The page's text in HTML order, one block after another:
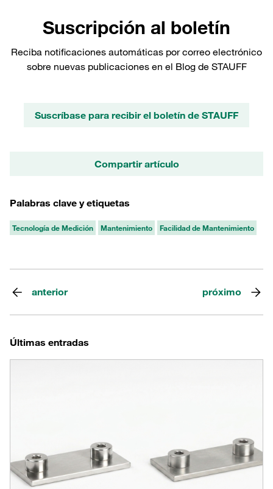
Suscripción al boletín
Reciba notificaciones automáticas por correo electrónico
sobre nuevas publicaciones en el Blog de STAUFF
Suscríbase para recibir el boletín de STAUFF
Compartir artículo
Palabras clave y etiquetas
Tecnología de Medición Mantenimiento Facilidad de Mantenimiento
anterior próximo
Últimas entradas